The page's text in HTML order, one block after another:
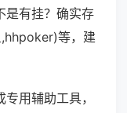
是有挂？确实存
等，建
用辅助工具，